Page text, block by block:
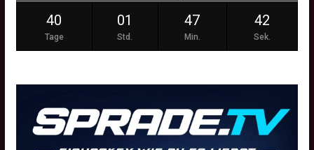
40
Tage
01
Std.
47
Min.
41
Sek.